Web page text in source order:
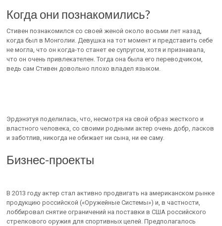
Когда они познакомились?
Стивен познакомился со своей женой около восьми лет назад,
когда был в Монголии. Девушка на тот момент и представить себе
не могла, что он когда-то станет ее супругом, хотя и признавала,
что он очень привлекателен. Тогда она была его переводчиком,
ведь сам Стивен довольно плохо владел языком.
Эрдэнэтуя поделилась, что, несмотря на свой образ жесткого и
властного человека, со своими родными актер очень добр, ласков
и заботлив, никогда не обижает ни сына, ни ее саму.
Бизнес-проекты
В 2013 году актер стал активно продвигать на американском рынке
продукцию российской («Оружейные Системы») и, в частности,
лоббировал снятие ограничений на поставки в США российского
стрелкового оружия для спортивных целей. Предполагалось